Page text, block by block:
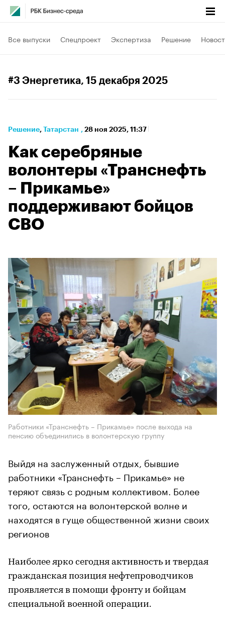
Все выпуски Спецпроект Экспертиза Решение
#3 Энергетика, 15 декабря 2025
Решение⁠, Татарстан , 28 ноя 2025, 11:37
Как серебряные
волонтеры «Транснефть
– Прикамье»
поддерживают бойцов
СВО
Работники «Транснефть – Прикамье» после выхода на
пенсию объединились в волонтерскую группу
Выйдя на заслуженный отдых, бывшие
работники «Транснефть – Прикамье» не
теряют связь с родным коллективом. Более
того, остаются на волонтерской волне и
находятся в гуще общественной жизни своих
регионов
Наиболее ярко сегодня активность и твердая
гражданская позиция нефтепроводчиков
проявляется в помощи фронту и бойцам
специальной военной операции.